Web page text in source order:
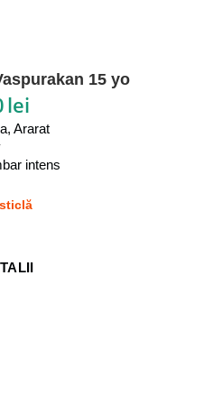
15 yo
lei
Ararat
intens